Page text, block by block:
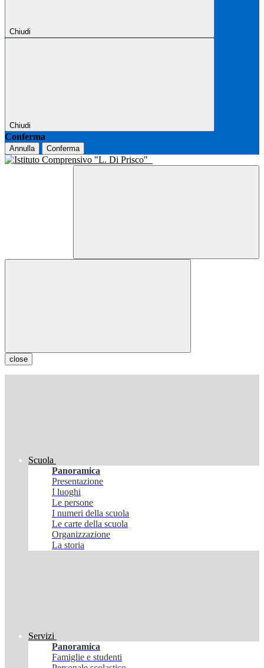
Chiudi
Chiudi
Conferma
Annulla Conferma
close
Scuola
Panoramica
Presentazione
I luoghi
Le persone
I numeri della scuola
Le carte della scuola
Organizzazione
La storia
Servizi
Panoramica
Famiglie e studenti